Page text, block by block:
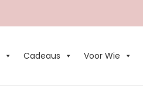
Cadeaus Voor Wie